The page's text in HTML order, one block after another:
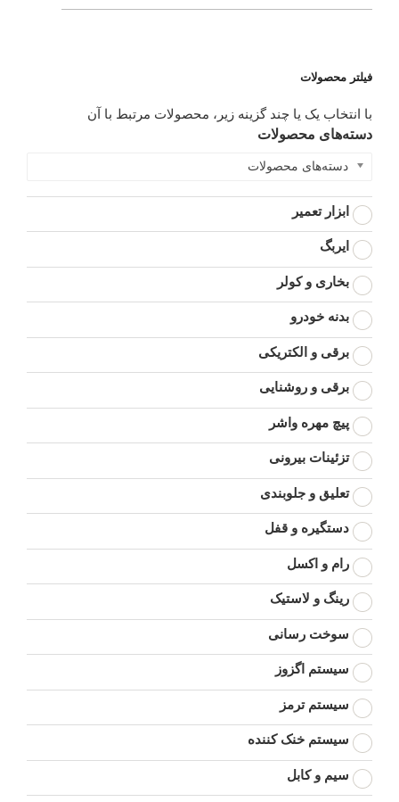
فیلتر محصولات
با انتخاب یک یا چند گزینه زیر، محصولات مرتبط با آن
دسته‌های محصولات
دسته‌های محصولات
ابزار تعمیر
ایربگ
بخاری و کولر
بدنه خودرو
برقی و الکتریکی
برقی و روشنایی
پیچ مهره واشر
تزئینات بیرونی
تعلیق و جلوبندی
دستگیره و قفل
رام و اکسل
رینگ و لاستیک
سوخت رسانی
سیستم اگزوز
سیستم ترمز
سیستم خنک کننده
سیم و کابل